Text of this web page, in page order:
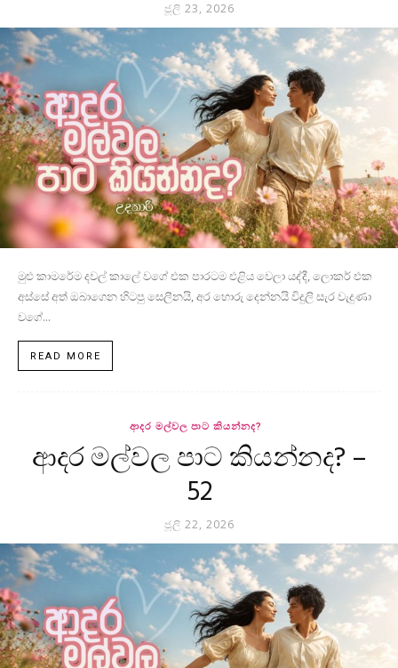
ජූලි 23, 2026
මුළු කාමරේම දවල් කාලේ වගේ එක පාරටම එළිය වෙලා යද්දී, ලොකර් එක
අස්සේ අත් ඔබාගෙන හිටපු සෙලීනයි, අර හොරු දෙන්නයි විදුලි සැර වැදුණා
වගේ...
READ MORE
ආදර මල්වල පාට කියන්නද?
ආදර මල්වල පාට කියන්නද? –
52
ජූලි 22, 2026